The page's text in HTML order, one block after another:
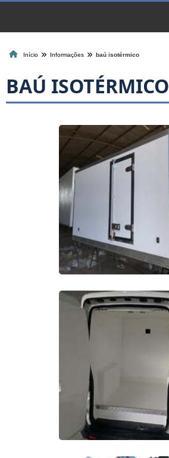
Início Informações baú isotérmico
BAÚ ISOTÉRMICO